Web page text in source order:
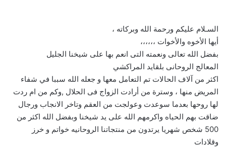
السـلام عليكم ورحمة الله وبركاته ،
أيها الأخوه والأخوات ،،،،،،
بفضل الله تعالى ونعمته التى انعم بها على شيخنا الجليل
المعالج الروحانى بلقايد المراكشي
اكثر من آلاف الحالات تم التعامل معها و جعله الله سببا في شفاء
المريض منها ، وسترة من أرادت الزواج فى الحلال ,وكم من ام ردت
لها روحها بعدما سوعدت وعولجت من العقم وتاخر الانجاب ورجال
ضاقت بهم الحياه واكرمهم الله على يد شيخنا وبفضل الله اكثر من
500 شخص شهريا يرتدون من منتجاتنا الروحانيه خواتم و خرز
وقلادات